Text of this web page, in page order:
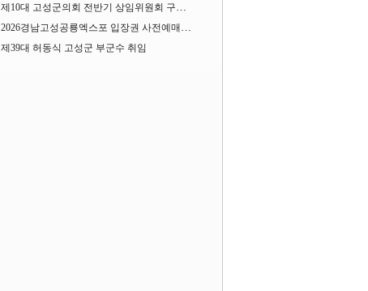
제10대 고성군의회 전반기 상임위원회 구성 완료
2026경남고성공룡엑스포 입장권 사전예매 시작
제39대 허동식 고성군 부군수 취임